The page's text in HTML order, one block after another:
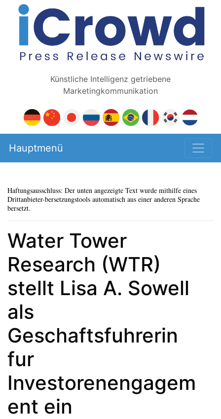
Künstliche Intelligenz getriebene
Marketingkommunikation
Hauptmenü
Haftungsausschluss: Der unten angezeigte Text wurde mithilfe eines
Drittanbieter-bersetzungstools automatisch aus einer anderen Sprache
bersetzt.
Water Tower
Research (WTR)
stellt Lisa A. Sowell
als
Geschaftsfuhrerin
fur
Investorenengagem
ent ein